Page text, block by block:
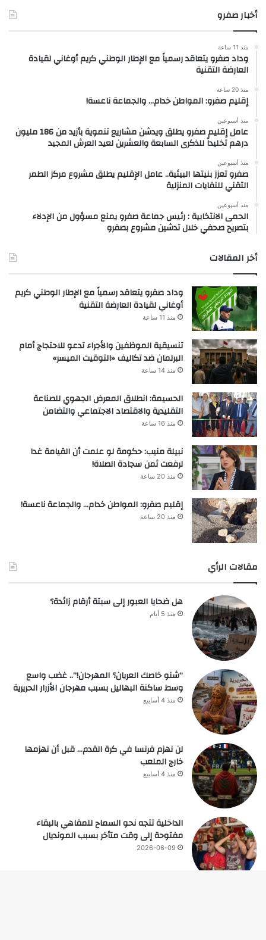
أخبار صفرو
منذ 11 ساعة
وداد صفرو يتعاقد رسمياً مع الإطار الوطني كريم أوغاني لقيادة
العارضة التقنية
منذ 20 ساعة
إقليم صفرو: المواطن خدام… والجماعة ناعسة!
منذ أسبوعين
عامل إقليم صفرو يطلق ويدشن مشاريع تنموية بأزيد من 186 مليون
درهم تخليداً للذكرى السابعة والعشرين لعيد العرش المجيد
منذ أسبوعين
صفرو تعزز بنيتها البيئية.. عامل الإقليم يطلق مشروع مركز الطمر
التقني للنفايات المنزلية
منذ أسبوعين
الحمى الانتخابية : رئيس جماعة صفرو يمنع مسؤول من الإدلاء
بتصريح صحفي خلال تدشين مشروع بصفرو
أخر المقالات
وداد صفرو يتعاقد رسمياً مع الإطار الوطني كريم
أوغاني لقيادة العارضة التقنية
منذ 11 ساعة
تنسيقية الموظفين والأجراء تدعو للاحتجاج أمام
البرلمان ضد تكاليف «التوقيت الميسر»
منذ 14 ساعة
الحسيمة: انطلاق المعرض الجهوي للصناعة
التقليدية والاقتصاد الاجتماعي والتضامن
منذ 16 ساعة
نبيلة منيب: حكومة لو علمت أن القيامة غدا
لرفعت ثمن سجادة الصلاة!
منذ 20 ساعة
إقليم صفرو: المواطن خدام… والجماعة ناعسة!
منذ 20 ساعة
مقالات الرأي
هل ضحايا العبور إلى سبتة أرقام زائدة؟
منذ 5 أيام
“شنو خاصك العريان؟ المهرجان!”.. غضب واسع
وسط ساكنة البهاليل بسبب مهرجان الأزرار الحريرية
منذ 4 أسابيع
لن نهزم فرنسا في كرة القدم… قبل أن نهزمها
خارج الملعب
منذ 4 أسابيع
الداخلية تتجه نحو السماح للمقاهي بالبقاء
مفتوحة إلى وقت متأخر بسبب المونديال
2026-06-09